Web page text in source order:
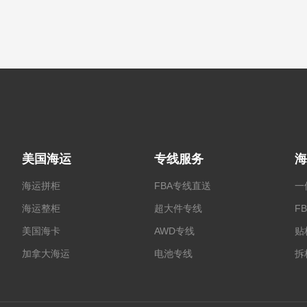
美国海运
海运拼柜
海运整柜
美国海卡
加拿大海运
专线服务
FBA专线直送
超大件专线
AWD专线
电池专线
一
贴
拆